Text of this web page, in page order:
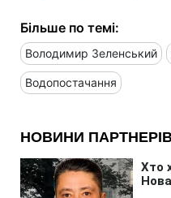
Більше по темі:
Володимир Зеленський
Водопостачання